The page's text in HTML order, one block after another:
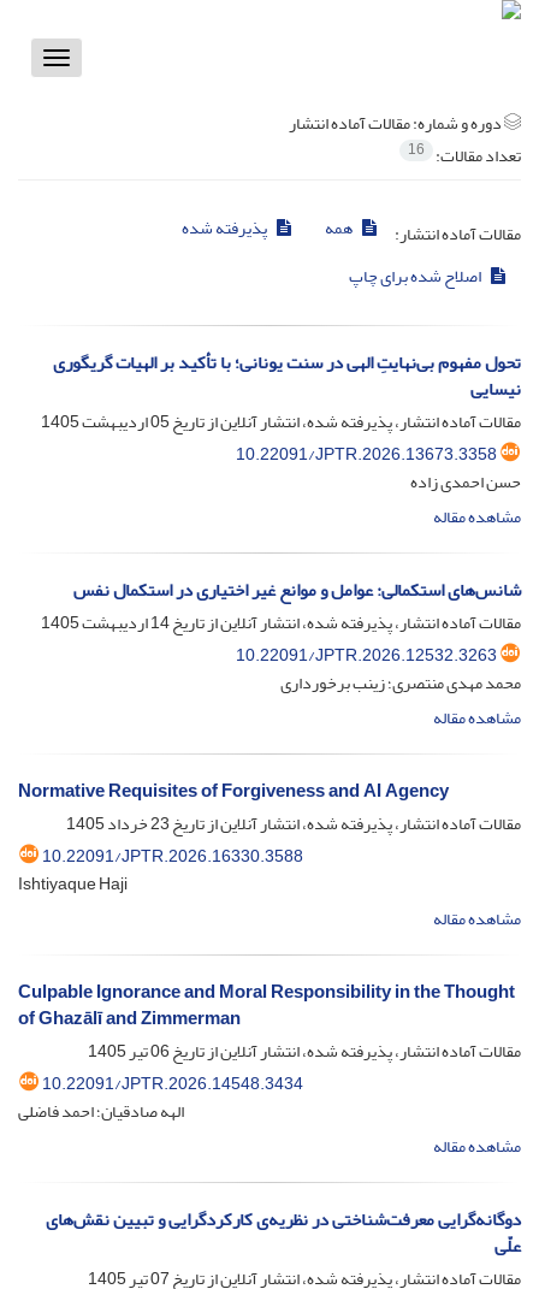
Toggle
دوره و شماره:مقالات آماده انتشار
تعداد مقالات: 16
مقالات آماده انتشار: همه
پذیرفته شده
اصلاح شده برای چاپ
تحول مفهوم بی‌نهایتِ الهی در سنت یونانی؛ با تأکید بر الهیات گریگوری
نیسایی
مقالات آماده انتشار، پذیرفته شده، انتشار آنلاین از تاریخ05 اردیبهشت 1405
10.22091/JPTR.2026.13673.3358
حسن احمدی زاده
مشاهده مقاله
شانس‌های استکمالی: عوامل و موانع غیر اختیاری در استکمال نفس
مقالات آماده انتشار، پذیرفته شده، انتشار آنلاین از تاریخ14 اردیبهشت 1405
10.22091/JPTR.2026.12532.3263
محمد مهدی منتصری؛ زینب برخورداری
مشاهده مقاله
Normative Requisites of Forgiveness and AI Agency
مقالات آماده انتشار، پذیرفته شده، انتشار آنلاین از تاریخ23 خرداد 1405
10.22091/JPTR.2026.16330.3588
Ishtiyaque Haji
مشاهده مقاله
Culpable Ignorance and Moral Responsibility in the Thought
of Ghazālī and Zimmerman
مقالات آماده انتشار، پذیرفته شده، انتشار آنلاین از تاریخ06 تیر 1405
10.22091/JPTR.2026.14548.3434
الهه صادقیان؛ احمد فاضلی
مشاهده مقاله
دوگانه‌گرایی معرفت‌‌شناختی در نظریه‌ی کارکردگرایی و تبیین نقش‌های
علّی
مقالات آماده انتشار، پذیرفته شده، انتشار آنلاین از تاریخ07 تیر 1405